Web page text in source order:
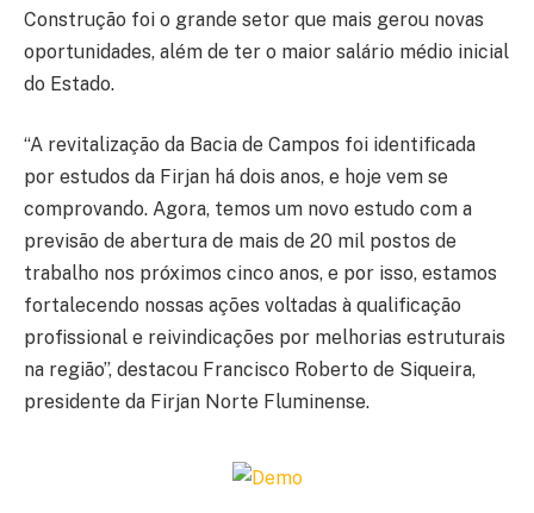
Construção foi o grande setor que mais gerou novas
oportunidades, além de ter o maior salário médio inicial
do Estado.
“A revitalização da Bacia de Campos foi identificada
por estudos da Firjan há dois anos, e hoje vem se
comprovando. Agora, temos um novo estudo com a
previsão de abertura de mais de 20 mil postos de
trabalho nos próximos cinco anos, e por isso, estamos
fortalecendo nossas ações voltadas à qualificação
profissional e reivindicações por melhorias estruturais
na região”, destacou Francisco Roberto de Siqueira,
presidente da Firjan Norte Fluminense.